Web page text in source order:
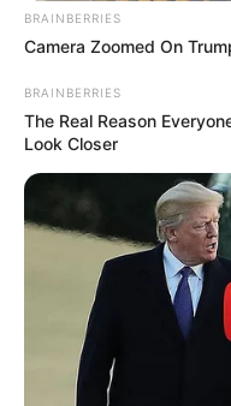
BRAINBERRIES
Camera Zoomed On
BRAINBERRIES
The Real Reason
Look Closer